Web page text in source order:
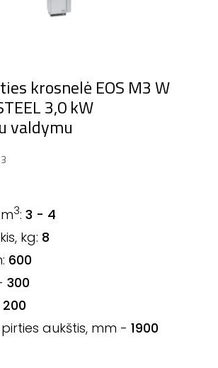
krosnelė EOS M3 W
3,0 kW
valdymu
3: 3 - 4
kg: 8
600
300
200
aukštis, mm - 1900